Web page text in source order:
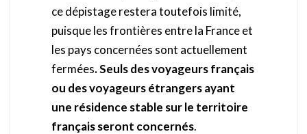
ce dépistage restera toutefois limité,
puisque les frontières entre la France et
les pays concernées sont actuellement
fermées. Seuls des voyageurs français
ou des voyageurs étrangers ayant
une résidence stable sur le territoire
français seront concernés.